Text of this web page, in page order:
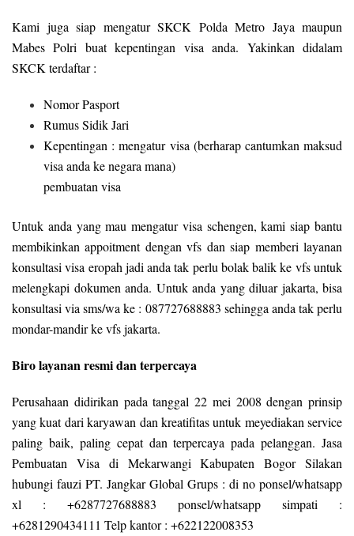
Kami juga siap mengatur SKCK Polda Metro Jaya maupun
Mabes Polri buat kepentingan visa anda. Yakinkan didalam
SKCK terdaftar :
Nomor Pasport
Rumus Sidik Jari
Kepentingan : mengatur visa (berharap cantumkan maksud
visa anda ke negara mana)
pembuatan visa
Untuk anda yang mau mengatur visa schengen, kami siap bantu
membikinkan appoitment dengan vfs dan siap memberi layanan
konsultasi visa eropah jadi anda tak perlu bolak balik ke vfs untuk
melengkapi dokumen anda. Untuk anda yang diluar jakarta, bisa
konsultasi via sms/wa ke : 087727688883 sehingga anda tak perlu
mondar-mandir ke vfs jakarta.
Biro layanan resmi dan terpercaya
Perusahaan didirikan pada tanggal 22 mei 2008 dengan prinsip
yang kuat dari karyawan dan kreatifitas untuk meyediakan service
paling baik, paling cepat dan terpercaya pada pelanggan. Jasa
Pembuatan Visa di Mekarwangi Kabupaten Bogor Silakan
hubungi fauzi PT. Jangkar Global Grups : di no ponsel/whatsapp
xl : +6287727688883 ponsel/whatsapp simpati :
+6281290434111 Telp kantor : +622122008353